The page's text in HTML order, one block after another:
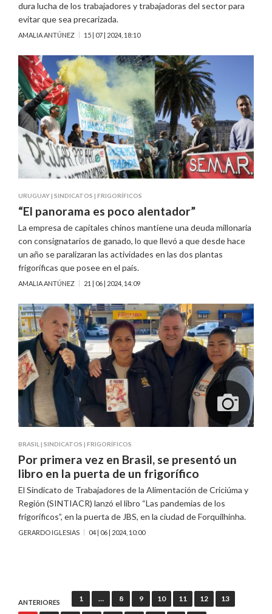
dura lucha de los trabajadores y trabajadoras del sector para
evitar que sea precarizada.
AMALIA ANTÚNEZ 15 | 07 | 2024, 18:10
URUGUAY| SINDICATOS | FRIGORÍFICOS
“El panorama es poco alentador”
La empresa de capitales chinos mantiene una deuda millonaria
con consignatarios de ganado, lo que llevó a que desde hace
un año se paralizaran las actividades en las dos plantas
frigoríficas que posee en el país.
AMALIA ANTÚNEZ 21 | 06 | 2024, 14:09
BRASIL| SINDICATOS | FRIGORÍFICOS
Por primera vez en Brasil, se presentó un
libro en la puerta de un frigorífico
El Sindicato de Trabajadores de la Alimentación de Criciúma y
Región (SINTIACR) lanzó el libro “Las pandemias de los
frigoríficos”, en la puerta de JBS, en la ciudad de Forquilhinha.
GERARDO IGLESIAS 04 | 06 | 2024, 10:00
Navegación
ANTERIORES 1 … 8 9 10 11 12 13